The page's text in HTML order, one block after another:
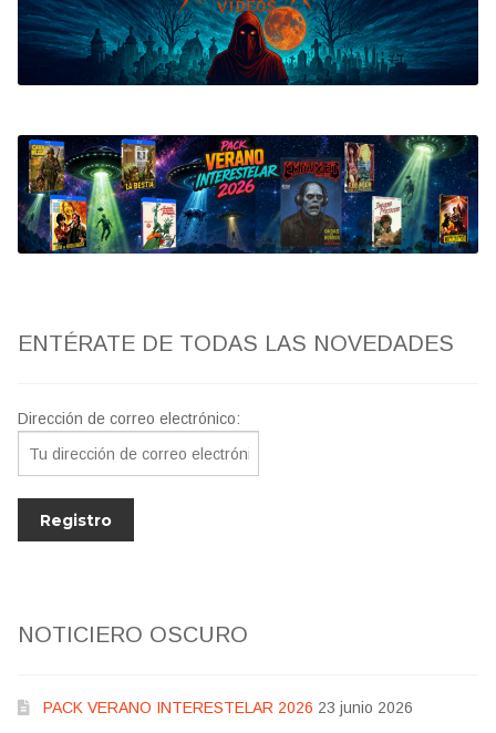
Bluray
Clasificada S
artwork
fantaterror
Jesús Franco
ENTÉRATE DE TODAS LAS NOVEDADES
Dirección de correo electrónico:
NOTICIERO OSCURO
PACK VERANO INTERESTELAR 2026 23 junio 2026